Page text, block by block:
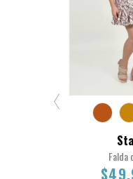
Falda